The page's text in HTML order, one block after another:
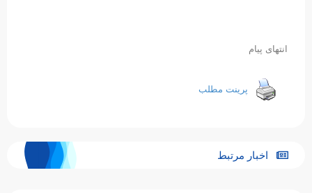
انتهای پیام
پرینت مطلب
اخبار مرتبط